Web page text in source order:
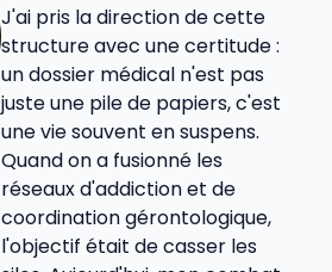
J'ai pris la direction de cette
structure avec une certitude :
un dossier médical n'est pas
juste une pile de papiers, c'est
une vie souvent en suspens.
Quand on a fusionné les
réseaux d'addiction et de
coordination gérontologique,
l'objectif était de casser les